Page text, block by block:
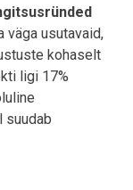
väga usutavaid,
kohaselt
ligi 17%
suudab